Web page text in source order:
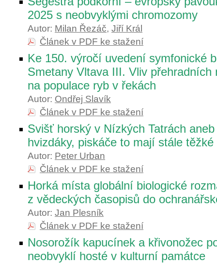
2025 s neobvyklými chromozomy
Autor: Milan Řezáč, Jiří Král
Článek v PDF ke stažení
Ke 150. výročí uvedení symfonické
Smetany Vltava III. Vliv přehradních
na populace ryb v řekách
Autor: Ondřej Slavík
Článek v PDF ke stažení
Svišť horský v Nízkých Tatrách
hvizdáky, piskáče to mají stále těžké
Autor: Peter Urban
Článek v PDF ke stažení
Horká místa globální biologické
z vědeckých časopisů do
Autor: Jan Plesník
Článek v PDF ke stažení
Nosorožík kapucínek a křivonožec
neobvyklí hosté v kulturní památce